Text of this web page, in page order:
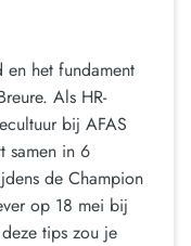
het fundament
Als HR-
bij AFAS
samen in 6
de Champion
op 18 mei bij
tips zou je